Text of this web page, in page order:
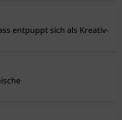
entpuppt sich als Kreativ-